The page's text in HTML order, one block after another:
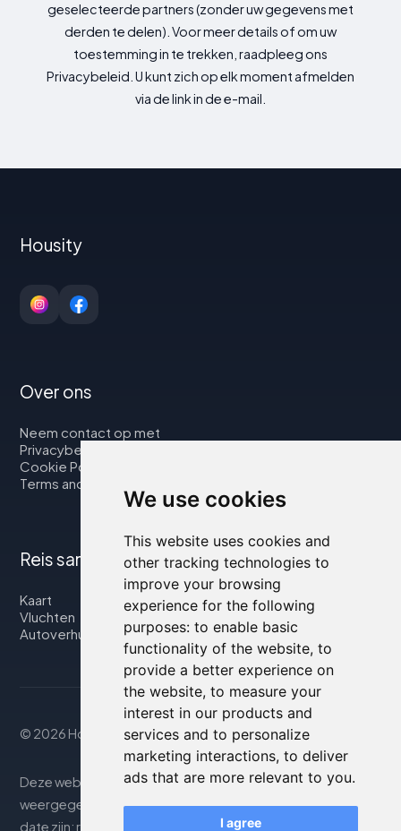
We use cookies
This website uses cookies and
other tracking technologies to
improve your browsing
experience for the following
purposes: to enable basic
functionality of the website, to
provide a better experience on
the website, to measure your
interest in our products and
services and to personalize
marketing interactions, to deliver
ads that are more relevant to you.
I agree
geselecteerde partners (zonder uw gegevens met
derden te delen). Voor meer details of om uw
toestemming in te trekken, raadpleeg ons
Privacybeleid. U kunt zich op elk moment afmelden
via de link in de e-mail.
Housity
Over ons
Neem contact op met
Privacybeleid
Cookie Policy
Terms and Conditions
Reis samen met ons
Kaart
Vluchten
Autoverhuur
© 2026 Housity.net
Deze website biedt informatie uitsluitend ter. De
weergegeven informatie kan onnauwkeurig of niet up-to-
date zijn; raadpleeg de officiële website voor nauwkeurige